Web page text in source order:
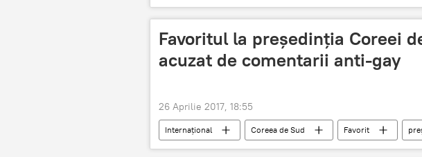
Favoritul la preşedinţia Coreei
acuzat de comentarii anti-gay
26 Aprilie 2017, 18:55
Internaţional Coreea de Sud Favorit
discriminare